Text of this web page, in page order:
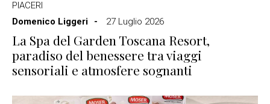
PIACERI
Domenico Liggeri
27 Luglio 2026
La Spa del Garden Toscana Resort,
paradiso del benessere tra viaggi
sensoriali e atmosfere sognanti